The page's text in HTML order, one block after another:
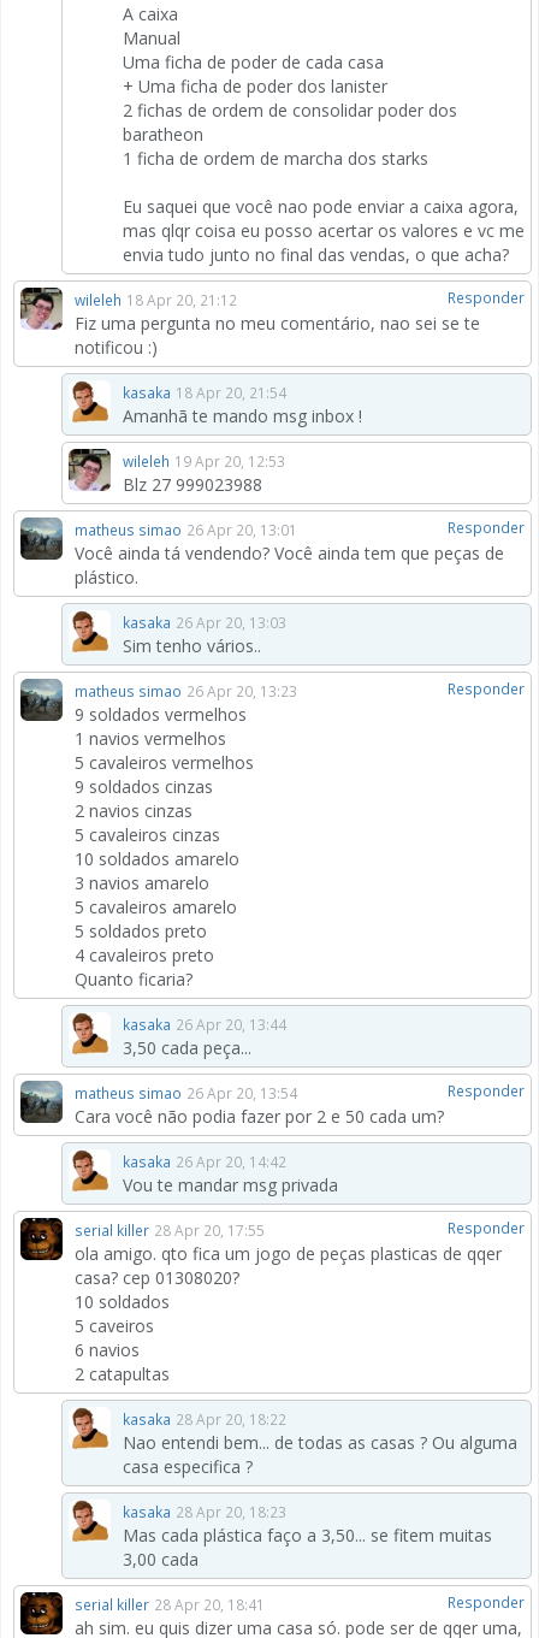
A caixa
Manual
Uma ficha de poder de cada casa
+ Uma ficha de poder dos lanister
2 fichas de ordem de consolidar poder dos
baratheon
1 ficha de ordem de marcha dos starks
Eu saquei que você nao pode enviar a caixa agora,
mas qlqr coisa eu posso acertar os valores e vc me
envia tudo junto no final das vendas, o que acha?
Responder
wileleh 18 Apr 20, 21:12
Fiz uma pergunta no meu comentário, nao sei se te
notificou :)
kasaka 18 Apr 20, 21:54
Amanhã te mando msg inbox !
wileleh 19 Apr 20, 12:53
Blz 27 999023988
Responder
matheus simao 26 Apr 20, 13:01
Você ainda tá vendendo? Você ainda tem que peças de
plástico.
kasaka 26 Apr 20, 13:03
Sim tenho vários..
Responder
matheus simao 26 Apr 20, 13:23
9 soldados vermelhos
1 navios vermelhos
5 cavaleiros vermelhos
9 soldados cinzas
2 navios cinzas
5 cavaleiros cinzas
10 soldados amarelo
3 navios amarelo
5 cavaleiros amarelo
5 soldados preto
4 cavaleiros preto
Quanto ficaria?
kasaka 26 Apr 20, 13:44
3,50 cada peça...
Responder
matheus simao 26 Apr 20, 13:54
Cara você não podia fazer por 2 e 50 cada um?
kasaka 26 Apr 20, 14:42
Vou te mandar msg privada
Responder
serial killer 28 Apr 20, 17:55
ola amigo. qto fica um jogo de peças plasticas de qqer
casa? cep 01308020?
10 soldados
5 caveiros
6 navios
2 catapultas
kasaka 28 Apr 20, 18:22
Nao entendi bem... de todas as casas ? Ou alguma
casa especifica ?
kasaka 28 Apr 20, 18:23
Mas cada plástica faço a 3,50... se fitem muitas
3,00 cada
Responder
serial killer 28 Apr 20, 18:41
ah sim. eu quis dizer uma casa só. pode ser de qqer uma,